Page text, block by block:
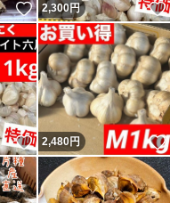
いいね！
2,300円
いいね！
2,480円